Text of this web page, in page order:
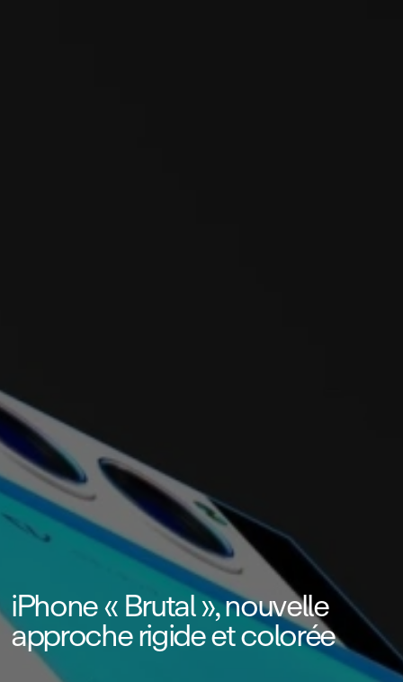
iPhone « Brutal », nouvelle
approche rigide et colorée